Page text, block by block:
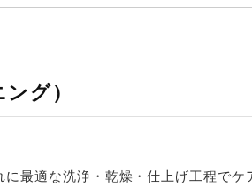
グ）
最適な洗浄・乾燥・仕上げ工程でケ